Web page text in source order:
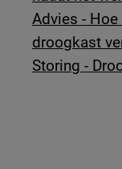
Advies -
droogkast
Storing -